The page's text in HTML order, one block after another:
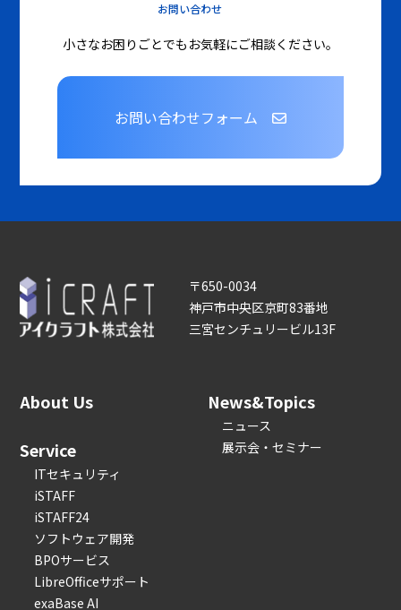
お問い合わせ
小さなお困りごとでもお気軽にご相談ください。
お問い合わせフォーム
〒650-0034
神戸市中央区京町83番地
三宮センチュリービル13F
About Us
Service
ITセキュリティ
iSTAFF
iSTAFF24
ソフトウェア開発
BPOサービス
LibreOfficeサポート
exaBase AI
News&Topics
ニュース
展示会・セミナー